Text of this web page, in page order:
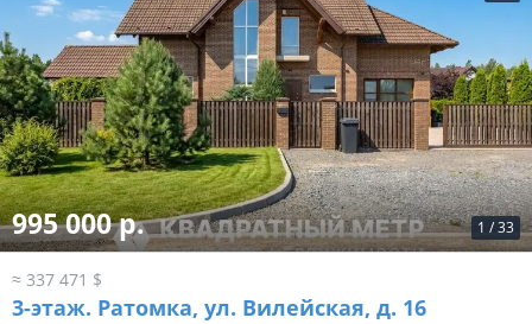
1 /33
995 000 р.
≈ 337 471 $
3-этаж. Ратомка, ул. Вилейская, д. 16